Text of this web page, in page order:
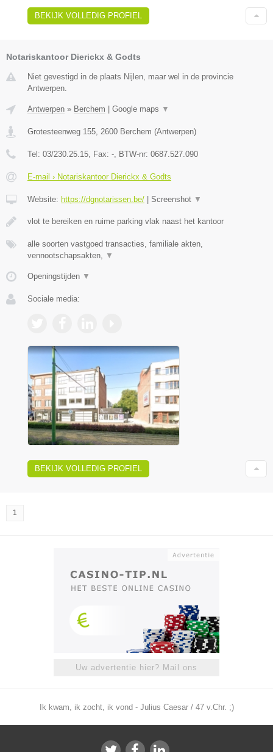
BEKIJK VOLLEDIG PROFIEL
Notariskantoor Dierickx & Godts
Niet gevestigd in de plaats Nijlen, maar wel in de provincie
Antwerpen.
Antwerpen » Berchem Google maps ▼
Grotesteenweg 155 2600 Berchem (Antwerpen)
Tel: 03/230.25.15 , Fax: - , BTW-nr: 0687.527.090
E-mail › Notariskantoor Dierickx & Godts
Website: https://dgnotarissen.be/ Screenshot ▼
vlot te bereiken en ruime parking vlak naast het kantoor
alle soorten vastgoed transacties, familiale akten,
vennootschapsakten,
▼
Openingstijden ▼
Sociale media:
BEKIJK VOLLEDIG PROFIEL
1
Uw advertentie hier? Mail ons
Ik kwam, ik zocht, ik vond - Julius Caesar / 47 v.Chr. ;)